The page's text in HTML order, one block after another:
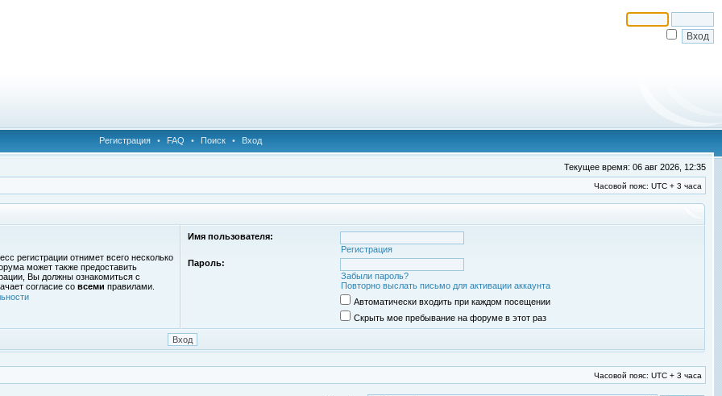
Регистрация • FAQ • Поиск • Вход
Текущее время: 06 авг 2026, 12:35
Часовой пояс: UTC + 3 часа
регистрации отнимет всего несколько
может также предоставить
Вы должны ознакомиться с
согласие со всеми правилами.
Имя пользователя:
Регистрация
Пароль:
Забыли пароль?
Повторно выслать письмо для активации аккаунта
Автоматически входить при каждом посещении
Скрыть мое пребывание на форуме в этот раз
Часовой пояс: UTC + 3 часа